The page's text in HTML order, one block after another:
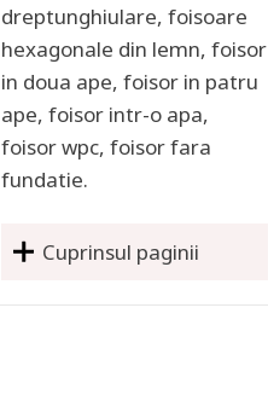
dreptunghiulare, foisoare
hexagonale din lemn, foisor
in doua ape, foisor in patru
ape, foisor intr-o apa,
foisor wpc, foisor fara
fundatie.
Cuprinsul paginii